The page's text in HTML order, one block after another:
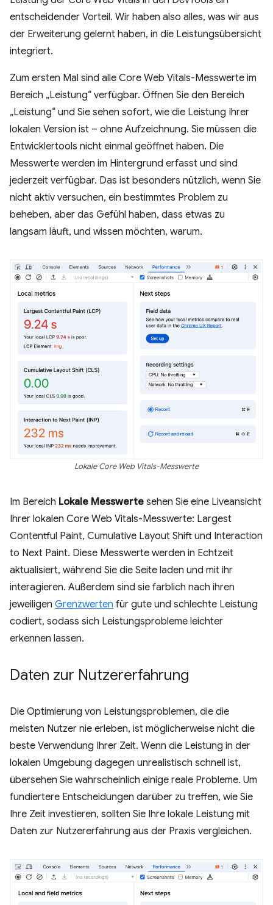
entscheidender Vorteil. Wir haben also alles, was wir aus
der Erweiterung gelernt haben, in die Leistungsübersicht
integriert.
Zum ersten Mal sind alle Core Web Vitals-Messwerte im
Bereich „Leistung“ verfügbar. Öffnen Sie den Bereich
„Leistung“ und Sie sehen sofort, wie die Leistung Ihrer
lokalen Version ist – ohne Aufzeichnung. Sie müssen die
Entwicklertools nicht einmal geöffnet haben. Die
Messwerte werden im Hintergrund erfasst und sind
jederzeit verfügbar. Das ist besonders nützlich, wenn Sie
nicht aktiv versuchen, ein bestimmtes Problem zu
beheben, aber das Gefühl haben, dass etwas zu
langsam läuft, und wissen möchten, warum.
Lokale Core Web Vitals-Messwerte
Im Bereich Lokale Messwerte sehen Sie eine Liveansicht
Ihrer lokalen Core Web Vitals-Messwerte: Largest
Contentful Paint, Cumulative Layout Shift und Interaction
to Next Paint. Diese Messwerte werden in Echtzeit
aktualisiert, während Sie die Seite laden und mit ihr
interagieren. Außerdem sind sie farblich nach ihren
jeweiligen Grenzwerten für gute und schlechte Leistung
codiert, sodass sich Leistungsprobleme leichter
erkennen lassen.
Daten zur Nutzererfahrung
Die Optimierung von Leistungsproblemen, die die
meisten Nutzer nie erleben, ist möglicherweise nicht die
beste Verwendung Ihrer Zeit. Wenn die Leistung in der
lokalen Umgebung dagegen unrealistisch schnell ist,
übersehen Sie wahrscheinlich einige reale Probleme. Um
fundiertere Entscheidungen darüber zu treffen, wie Sie
Ihre Zeit investieren, sollten Sie Ihre lokale Leistung mit
Daten zur Nutzererfahrung aus der Praxis vergleichen.